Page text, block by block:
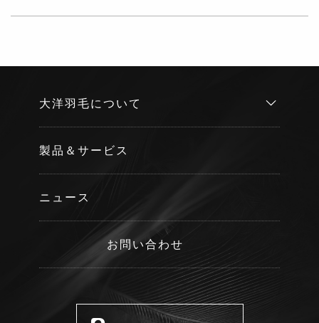
大洋羽毛について
製品＆サービス
ニュース
お問い合わせ